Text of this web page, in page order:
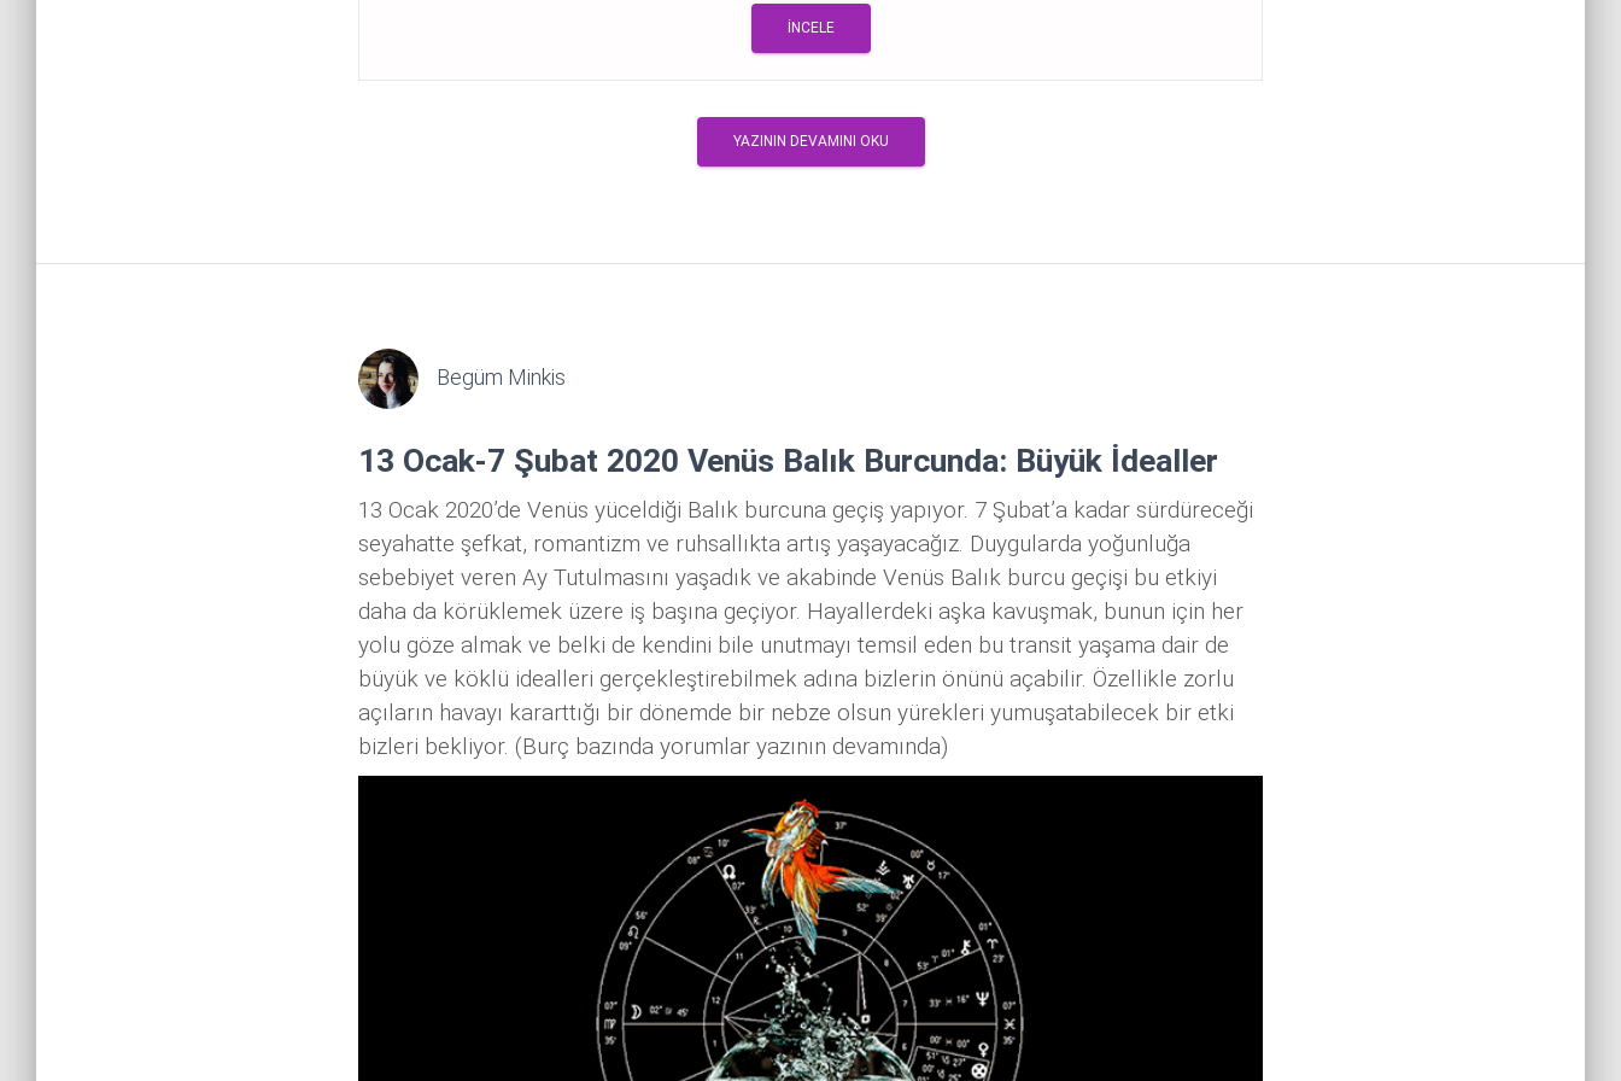
İNCELE
YAZININ DEVAMINI OKU
Begüm Minkis
13 Ocak-7 Şubat 2020 Venüs Balık Burcunda: Büyük İdealler
13 Ocak 2020’de Venüs yüceldiği Balık burcuna geçiş yapıyor. 7 Şubat’a kadar sürdüreceği
seyahatte şefkat, romantizm ve ruhsallıkta artış yaşayacağız. Duygularda yoğunluğa
sebebiyet veren Ay Tutulmasını yaşadık ve akabinde Venüs Balık burcu geçişi bu etkiyi
daha da körüklemek üzere iş başına geçiyor. Hayallerdeki aşka kavuşmak, bunun için her
yolu göze almak ve belki de kendini bile unutmayı temsil eden bu transit yaşama dair de
büyük ve köklü idealleri gerçekleştirebilmek adına bizlerin önünü açabilir. Özellikle zorlu
açıların havayı kararttığı bir dönemde bir nebze olsun yürekleri yumuşatabilecek bir etki
bizleri bekliyor. (Burç bazında yorumlar yazının devamında)